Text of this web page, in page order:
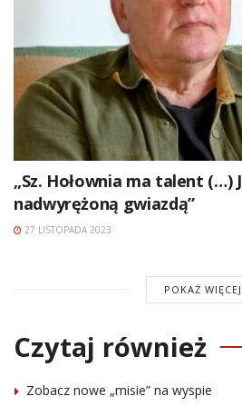
„Sz. Hołownia ma talent (…)
nadwyrężoną gwiazdą”
27 LISTOPADA 2023
POKAŻ WIĘCEJ
Czytaj również
Zobacz nowe „misie” na wyspie